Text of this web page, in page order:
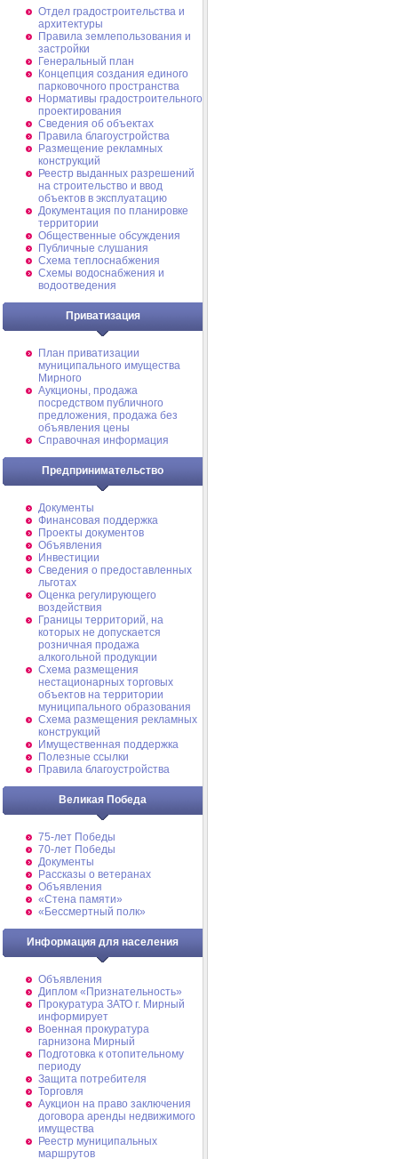
Отдел градостроительства и
архитектуры
Правила землепользования и
застройки
Генеральный план
Концепция создания единого
парковочного пространства
Нормативы градостроительного
проектирования
Сведения об объектах
Правила благоустройства
Размещение рекламных
конструкций
Реестр выданных разрешений
на строительство и ввод
объектов в эксплуатацию
Документация по планировке
территории
Общественные обсуждения
Публичные слушания
Схема теплоснабжения
Схемы водоснабжения и
водоотведения
Приватизация
План приватизации
муниципального имущества
Мирного
Аукционы, продажа
посредством публичного
предложения, продажа без
объявления цены
Справочная информация
Предпринимательство
Документы
Финансовая поддержка
Проекты документов
Объявления
Инвестиции
Сведения о предоставленных
льготах
Оценка регулирующего
воздействия
Границы территорий, на
которых не допускается
розничная продажа
алкогольной продукции
Схема размещения
нестационарных торговых
объектов на территории
муниципального образования
Схема размещения рекламных
конструкций
Имущественная поддержка
Полезные ссылки
Правила благоустройства
Великая Победа
75-лет Победы
70-лет Победы
Документы
Рассказы о ветеранах
Объявления
«Стена памяти»
«Бессмертный полк»
Информация для населения
Объявления
Диплом «Признательность»
Прокуратура ЗАТО г. Мирный
информирует
Военная прокуратура
гарнизона Мирный
Подготовка к отопительному
периоду
Защита потребителя
Торговля
Аукцион на право заключения
договора аренды недвижимого
имущества
Реестр муниципальных
маршрутов